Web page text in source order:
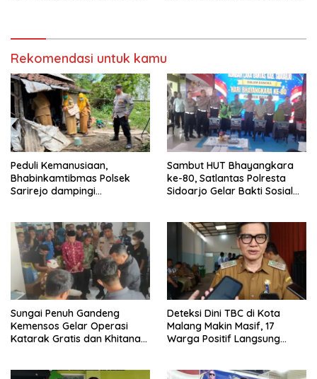
Rekomendasi untuk kamu
Peduli Kemanusiaan,
Bhabinkamtibmas Polsek
Sarirejo dampingi
Sambut HUT Bhayangkara
ke-80, Satlantas Polresta
Sidoarjo Gelar Bakti Sosial
Sungai Penuh Gandeng
Kemensos Gelar Operasi
Katarak Gratis dan Khitanan
Deteksi Dini TBC di Kota
Malang Makin Masif, 17
Warga Positif Langsung